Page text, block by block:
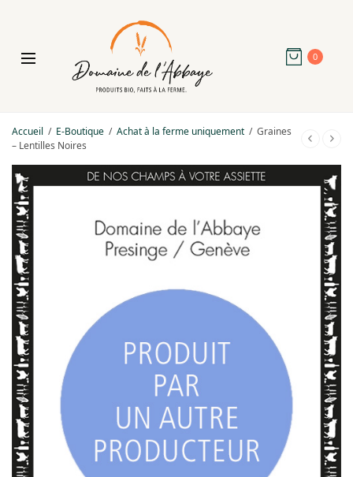
0
Accueil / E-Boutique / Achat à la ferme uniquement / Graines
– Lentilles Noires